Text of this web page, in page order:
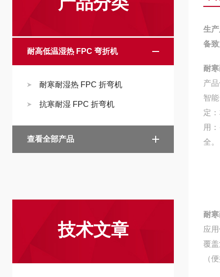
耐高低温湿热 FPC 弯折机
耐寒耐湿热 FPC 折弯机
抗寒耐湿 FPC 折弯机
查看全部产品
技术文章
生
备
耐
产
智
定
用
全。
耐
应
覆
（